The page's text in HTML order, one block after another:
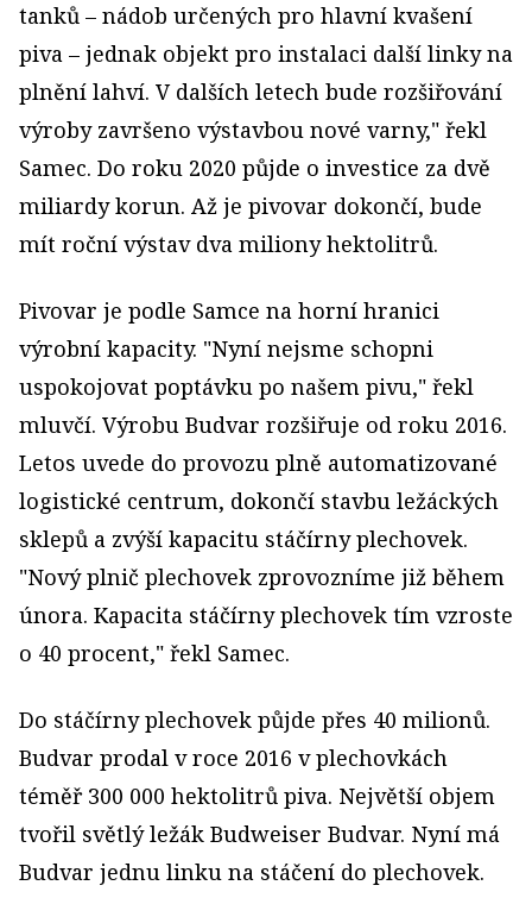
tanků – nádob určených pro hlavní kvašení
piva – jednak objekt pro instalaci další linky na
plnění lahví. V dalších letech bude rozšiřování
výroby završeno výstavbou nové varny," řekl
Samec. Do roku 2020 půjde o investice za dvě
miliardy korun. Až je pivovar dokončí, bude
mít roční výstav dva miliony hektolitrů.
Pivovar je podle Samce na horní hranici
výrobní kapacity. "Nyní nejsme schopni
uspokojovat poptávku po našem pivu," řekl
mluvčí. Výrobu Budvar rozšiřuje od roku 2016.
Letos uvede do provozu plně automatizované
logistické centrum, dokončí stavbu ležáckých
sklepů a zvýší kapacitu stáčírny plechovek.
"Nový plnič plechovek zprovozníme již během
února. Kapacita stáčírny plechovek tím vzroste
o 40 procent," řekl Samec.
Do stáčírny plechovek půjde přes 40 milionů.
Budvar prodal v roce 2016 v plechovkách
téměř 300 000 hektolitrů piva. Největší objem
tvořil světlý ležák Budweiser Budvar. Nyní má
Budvar jednu linku na stáčení do plechovek.